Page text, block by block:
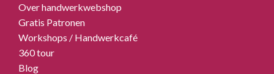
Over handwerkwebshop
Gratis Patronen
Workshops / Handwerkcafé
360 tour
Blog